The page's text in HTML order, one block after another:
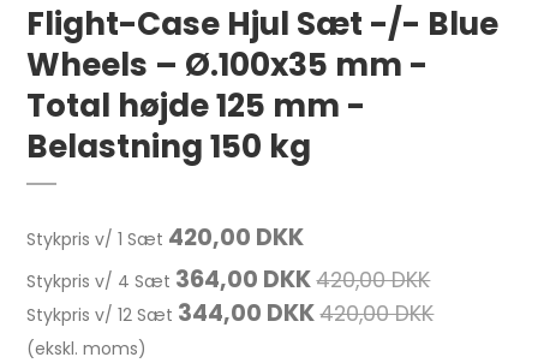
Flight-Case Hjul Sæt -/- Blue
Wheels – Ø.100x35 mm -
Total højde 125 mm -
Belastning 150 kg
Stykpris v/ 1 Sæt 420,00 DKK
Stykpris v/ 4 Sæt 364,00 DKK420,00 DKK
Stykpris v/ 12 Sæt 344,00 DKK420,00 DKK
(ekskl. moms)